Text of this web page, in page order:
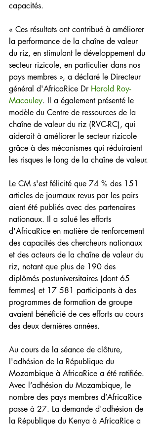
capacités.
« Ces résultats ont contribué à améliorer
la performance de la chaîne de valeur
du riz, en stimulant le développement du
secteur rizicole, en particulier dans nos
pays membres », a déclaré le Directeur
général d'AfricaRice Dr Harold Roy-
Macauley. Il a également présenté le
modèle du Centre de ressources de la
chaîne de valeur du riz (RVC-RC), qui
aiderait à améliorer le secteur rizicole
grâce à des mécanismes qui réduiraient
les risques le long de la chaîne de valeur.
Le CM s'est félicité que 74 % des 151
articles de journaux revus par les pairs
aient été publiés avec des partenaires
nationaux. Il a salué les efforts
d'AfricaRice en matière de renforcement
des capacités des chercheurs nationaux
et des acteurs de la chaîne de valeur du
riz, notant que plus de 190 des
diplômés postuniversitaires (dont 65
femmes) et 17 581 participants à des
programmes de formation de groupe
avaient bénéficié de ces efforts au cours
des deux dernières années.
Au cours de la séance de clôture,
l'adhésion de la République du
Mozambique à AfricaRice a été ratifiée.
Avec l’adhésion du Mozambique, le
nombre des pays membres d’AfricaRice
passe à 27. La demande d'adhésion de
la République du Kenya à AfricaRice a